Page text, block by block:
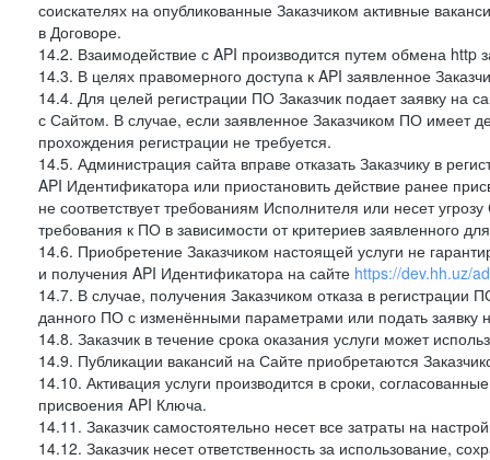
соискателях на опубликованные Заказчиком активные
в Договоре.
14.2. Взаимодействие с API производится путем обмена
14.3. В целях правомерного доступа к API заявленное
14.4. Для целей регистрации ПО Заказчик подает заявку на
с Сайтом. В случае, если заявленное Заказчиком ПО имеет
прохождения регистрации не требуется.
14.5. Администрация сайта вправе отказать Заказчику в
API Идентификатора или приостановить действие ранее
не соответствует требованиям Исполнителя или несет
требования к ПО в зависимости от критериев заявленного
14.6. Приобретение Заказчиком настоящей услуги не
и получения API Идентификатора на сайте https://dev.hh.uz/
14.7. В случае, получения Заказчиком отказа в регистрации
данного ПО с изменёнными параметрами или подать заявку
14.8. Заказчик в течение срока оказания услуги может
14.9. Публикации вакансий на Сайте приобретаются
14.10. Активация услуги производится в сроки,
присвоения API Ключа.
14.11. Заказчик самостоятельно несет все затраты на
14.12. Заказчик несет ответственность за использование,